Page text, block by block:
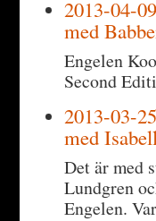
2013-04-
med
Engelen
Second
2013-03-
med
Det är med
Lundgren
Engelen.